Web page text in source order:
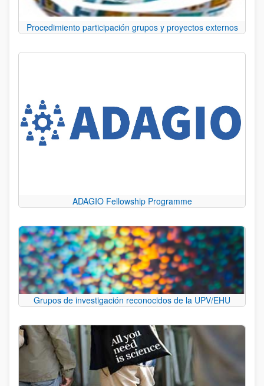
Procedimiento participación grupos y proyectos externos
ADAGIO Fellowship Programme
Grupos de investigación reconocidos de la UPV/EHU